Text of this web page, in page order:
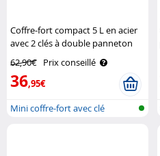
Coffre-fort compact 5 L en acier
avec 2 clés à double panneton
62,90€ Prix conseillé
36,95€
Mini coffre-fort avec clé